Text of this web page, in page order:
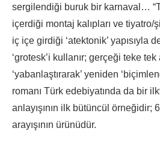
sergilendiği buruk bir karnaval…
içerdiği montaj kalıpları ve
iç içe girdiği ‘atektonik’ yapısıyla
‘grotesk’i kullanır; gerçeği teke
‘yabanlaştırarak’ yeniden
romanı Türk edebiyatında da bir
anlayışının ilk bütüncül örneğidir;
arayışının ürünüdür.